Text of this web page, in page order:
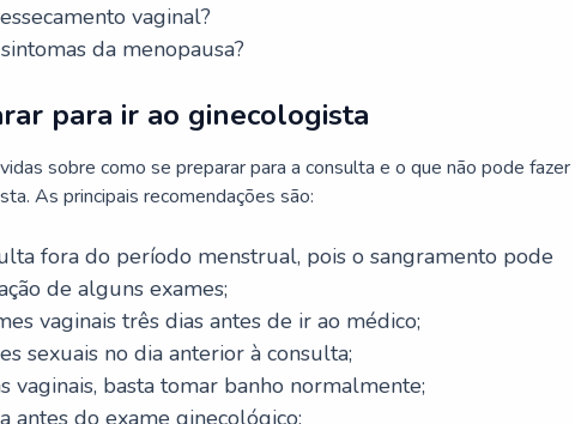
vaginal?
da menopausa?
para ir ao ginecologista
sobre como se preparar para a consulta e o que não pode fazer
As principais recomendações são:
fora do período menstrual, pois o sangramento pode
de alguns exames;
vaginais três dias antes de ir ao médico;
sexuais no dia anterior à consulta;
vaginais, basta tomar banho normalmente;
antes do exame ginecológico;